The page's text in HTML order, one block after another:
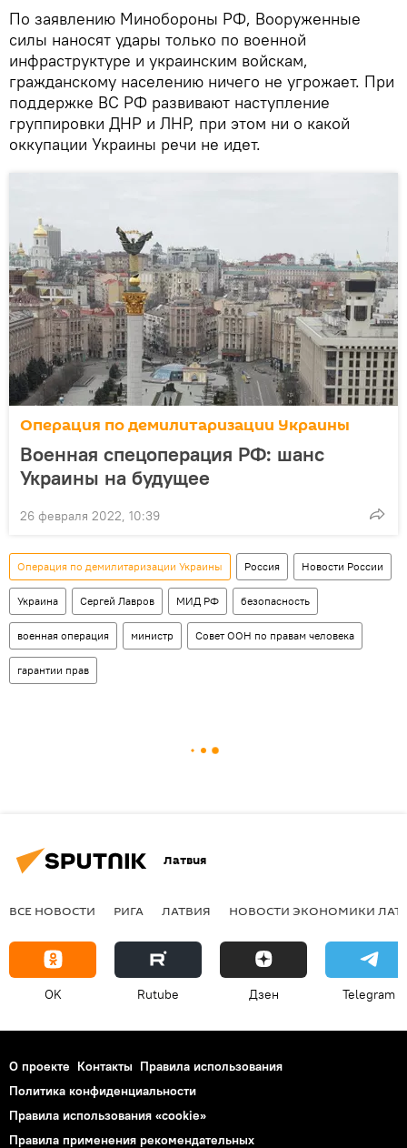
По заявлению Минобороны РФ, Вооруженные
силы наносят удары только по военной
инфраструктуре и украинским войскам,
гражданскому населению ничего не угрожает. При
поддержке ВС РФ развивают наступление
группировки ДНР и ЛНР, при этом ни о какой
оккупации Украины речи не идет.
Операция по демилитаризации Украины
Военная спецоперация РФ: шанс
Украины на будущее
26 февраля 2022, 10:39
Операция по демилитаризации Украины Россия Новости России
Украина Сергей Лавров МИД РФ безопасность
военная операция министр Совет ООН по правам человека
гарантии прав
Латвия
ВСЕ НОВОСТИ РИГА ЛАТВИЯ НОВОСТИ ЭКОНОМИКИ
OK Rutube Дзен Telegram
О проекте Контакты Правила использования
Политика конфиденциальности
Правила использования «cookie»
Правила применения рекомендательных